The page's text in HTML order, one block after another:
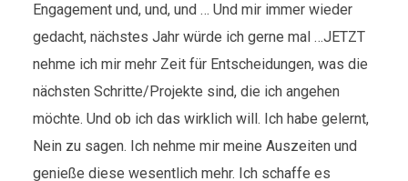
Engagement und, und, und … Und mir immer wieder
gedacht, nächstes Jahr würde ich gerne mal …JETZT
nehme ich mir mehr Zeit für Entscheidungen, was die
nächsten Schritte/Projekte sind, die ich angehen
möchte. Und ob ich das wirklich will. Ich habe gelernt,
Nein zu sagen. Ich nehme mir meine Auszeiten und
genieße diese wesentlich mehr. Ich schaffe es